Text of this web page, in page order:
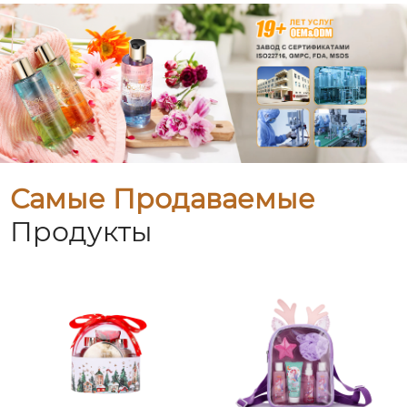
Самые Продаваемые
Продукты